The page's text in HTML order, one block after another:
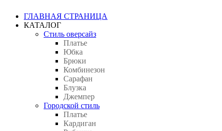
ГЛАВНАЯ СТРАНИЦА
КАТАЛОГ
Стиль оверсайз
Платье
Юбка
Брюки
Комбинезон
Сарафан
Блузка
Джемпер
Городской стиль
Платье
Кардиган